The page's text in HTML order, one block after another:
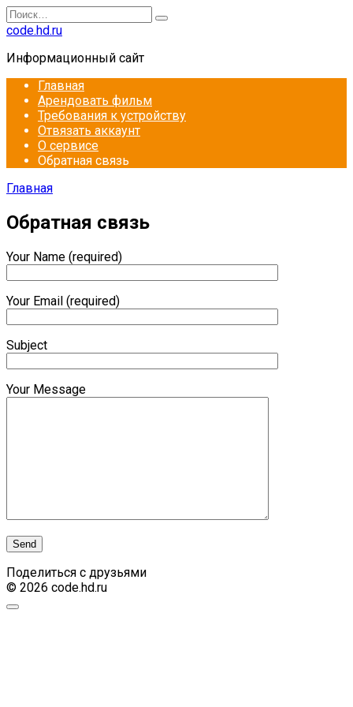
Перейти
к
Search
for:
code.hd.ru
Информационный сайт
Главная
Арендовать фильм
Требования к устройству
Отвязать аккаунт
О сервисе
Обратная связь
Главная
Обратная связь
Your Name (required)
Your Email (required)
Subject
Your Message
Поделиться с друзьями
© 2026 code.hd.ru